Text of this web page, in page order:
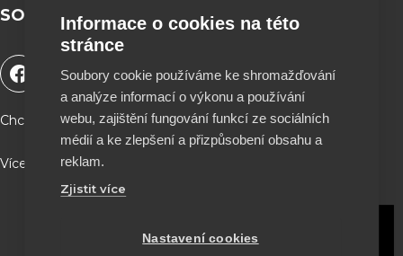
SOCIÁLNÍ SÍTĚ
F
a
e
o
o
u
t
u
b
i
k
t
o
n
s
t
a
Chceš podpořit naší tvorbu a být součástí projektu ?
Více info a QR kód najdeš na stránce O nás ♥
Informace o cookies na této
stránce
Soubory cookie používáme ke shromažďování
a analýze informací o výkonu a používání
webu, zajištění fungování funkcí ze sociálních
médií a ke zlepšení a přizpůsobení obsahu a
reklam.
Zjistit více
Nastavení cookies